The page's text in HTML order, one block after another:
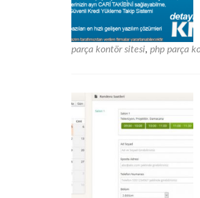
parça kontör sitesi, php parça